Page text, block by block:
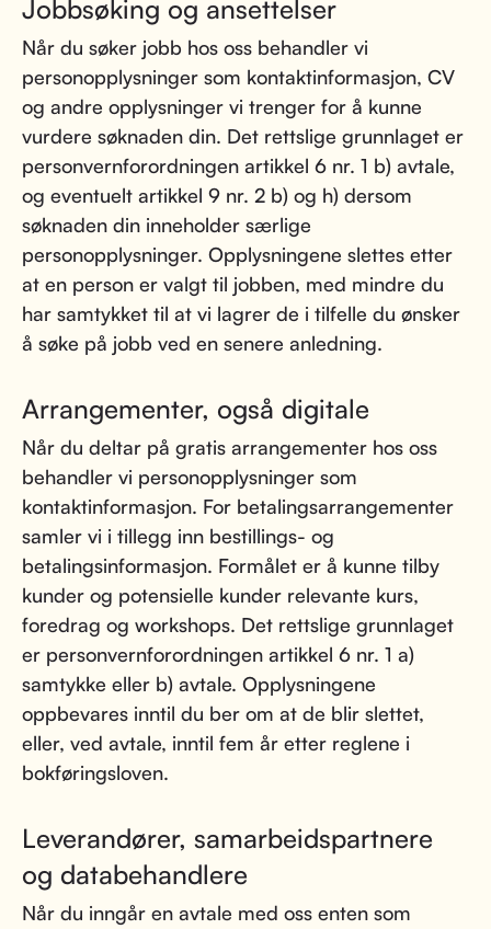
Jobbsøking og ansettelser
Når du søker jobb hos oss behandler vi
personopplysninger som kontaktinformasjon, CV
og andre opplysninger vi trenger for å kunne
vurdere søknaden din. Det rettslige grunnlaget er
personvernforordningen artikkel 6 nr. 1 b) avtale,
og eventuelt artikkel 9 nr. 2 b) og h) dersom
søknaden din inneholder særlige
personopplysninger. Opplysningene slettes etter
at en person er valgt til jobben, med mindre du
har samtykket til at vi lagrer de i tilfelle du ønsker
å søke på jobb ved en senere anledning.
Arrangementer, også digitale
Når du deltar på gratis arrangementer hos oss
behandler vi personopplysninger som
kontaktinformasjon. For betalingsarrangementer
samler vi i tillegg inn bestillings- og
betalingsinformasjon. Formålet er å kunne tilby
kunder og potensielle kunder relevante kurs,
foredrag og workshops. Det rettslige grunnlaget
er personvernforordningen artikkel 6 nr. 1 a)
samtykke eller b) avtale. Opplysningene
oppbevares inntil du ber om at de blir slettet,
eller, ved avtale, inntil fem år etter reglene i
bokføringsloven.
Leverandører, samarbeidspartnere
og databehandlere
Når du inngår en avtale med oss enten som